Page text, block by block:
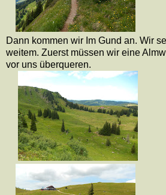
Dann kommen wir Im Gund an. Wir
weitem. Zuerst müssen wir eine
vor uns überqueren.